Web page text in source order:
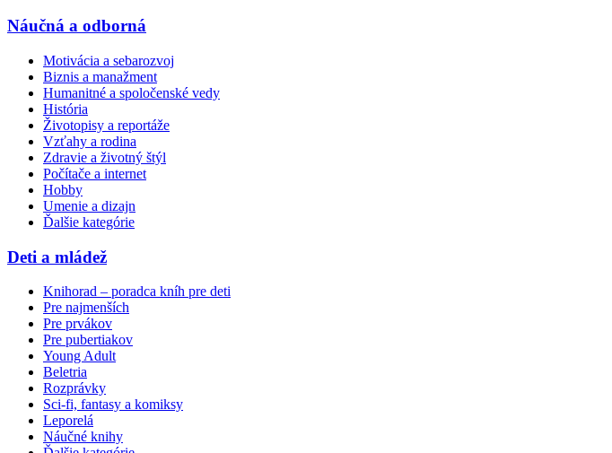
Náučná a odborná
Motivácia a sebarozvoj
Biznis a manažment
Humanitné a spoločenské vedy
História
Životopisy a reportáže
Vzťahy a rodina
Zdravie a životný štýl
Počítače a internet
Hobby
Umenie a dizajn
Ďalšie kategórie
Deti a mládež
Knihorad – poradca kníh pre deti
Pre najmenších
Pre prvákov
Pre pubertiakov
Young Adult
Beletria
Rozprávky
Sci-fi, fantasy a komiksy
Leporelá
Náučné knihy